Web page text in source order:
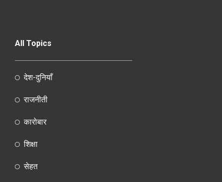
All Topics
देश-दुनियाँ
राजनीती
कारोबार
शिक्षा
सेहत